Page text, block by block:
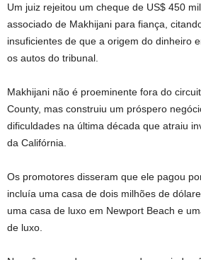
Um juiz rejeitou um cheque de US$ 450
associado de Makhijani para fiança,
insuficientes de que a origem do dinheiro
os autos do tribunal.
Makhijani não é proeminente fora do
County, mas construiu um próspero
dificuldades na última década que atraiu
da Califórnia.
Os promotores disseram que ele pagou
incluía uma casa de dois milhões de
uma casa de luxo em Newport Beach e
de luxo.